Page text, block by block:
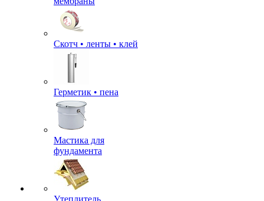
Скотч • ленты • клей
Герметик • пена
Мастика для
фундамента
Утеплитель